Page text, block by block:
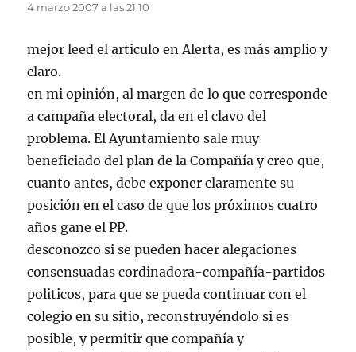
4 marzo 2007 a las 21:10
mejor leed el articulo en Alerta, es más amplio y
claro.
en mi opinión, al margen de lo que corresponde
a campaña electoral, da en el clavo del
problema. El Ayuntamiento sale muy
beneficiado del plan de la Compañía y creo que,
cuanto antes, debe exponer claramente su
posición en el caso de que los próximos cuatro
años gane el PP.
desconozco si se pueden hacer alegaciones
consensuadas cordinadora-compañía-partidos
politicos, para que se pueda continuar con el
colegio en su sitio, reconstruyéndolo si es
posible, y permitir que compañía y